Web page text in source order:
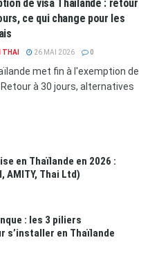
de visa Thaïlande : retour
ce qui change pour les
THAI 26 MAI 2026 0
met fin à l'exemption de
à 30 jours, alternatives
en Thaïlande en 2026 :
AMITY, Thai Ltd)
: les 3 piliers
s’installer en Thaïlande